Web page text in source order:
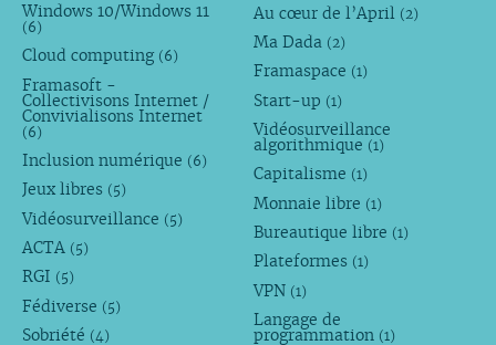
Windows 10/Windows 11
(6)
Cloud computing (6)
Framasoft -
Collectivisons Internet /
Convivialisons Internet
(6)
Inclusion numérique (6)
Jeux libres (5)
Vidéosurveillance (5)
ACTA (5)
RGI (5)
Fédiverse (5)
Sobriété (4)
Au cœur de l’April (2)
Ma Dada (2)
Framaspace (1)
Start-up (1)
Vidéosurveillance
algorithmique (1)
Capitalisme (1)
Monnaie libre (1)
Bureautique libre (1)
Plateformes (1)
VPN (1)
Langage de
programmation (1)